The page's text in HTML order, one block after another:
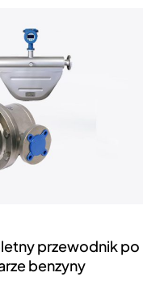
przewodnik po
benzyny